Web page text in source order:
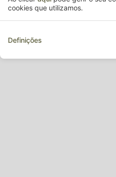
cookies que utilizamos.
Definições